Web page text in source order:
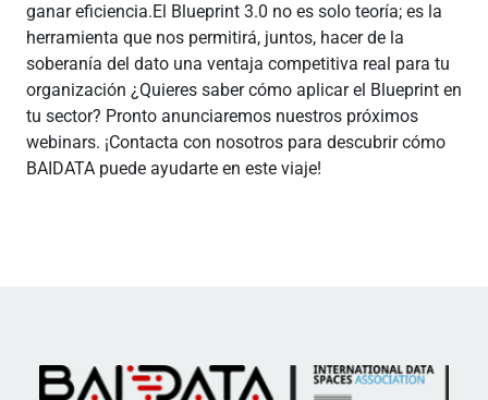
ganar eficiencia.El Blueprint 3.0 no es solo teoría; es la
herramienta que nos permitirá, juntos, hacer de la
soberanía del dato una ventaja competitiva real para tu
organización ¿Quieres saber cómo aplicar el Blueprint en
tu sector? Pronto anunciaremos nuestros próximos
webinars. ¡Contacta con nosotros para descubrir cómo
BAIDATA puede ayudarte en este viaje!